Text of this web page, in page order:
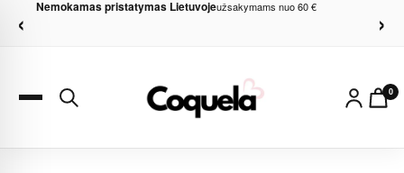
‹ Nemokamas pristatymas Lietuvojeužsakymams nuo 60 € ›
0